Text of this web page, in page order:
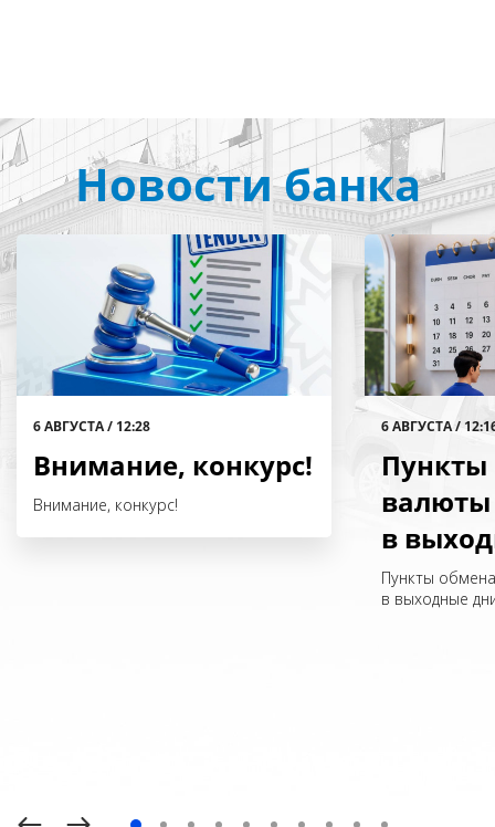
Новости банка
6 АВГУСТА / 12:28
Внимание, конкурс!
Внимание, конкурс!
6 АВГУСТА /
валюты
в
Пункты
в выходные